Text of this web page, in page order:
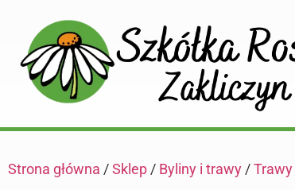
Strona główna / Sklep / Byliny i trawy / Trawy